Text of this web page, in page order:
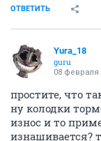
ОТВЕТИТЬ
Yura_18
guru
08 февраля
простите, что
ну колодки
износ и то
изнашивается?